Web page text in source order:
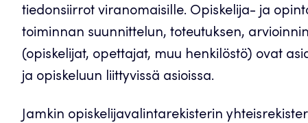
tiedonsiirrot viranomaisille. Opiskelija- ja
toiminnan suunnittelun, toteutuksen,
(opiskelijat, opettajat, muu henkilöstö) ovat
ja opiskeluun liittyvissä asioissa.
Jamkin opiskelijavalintarekisterin